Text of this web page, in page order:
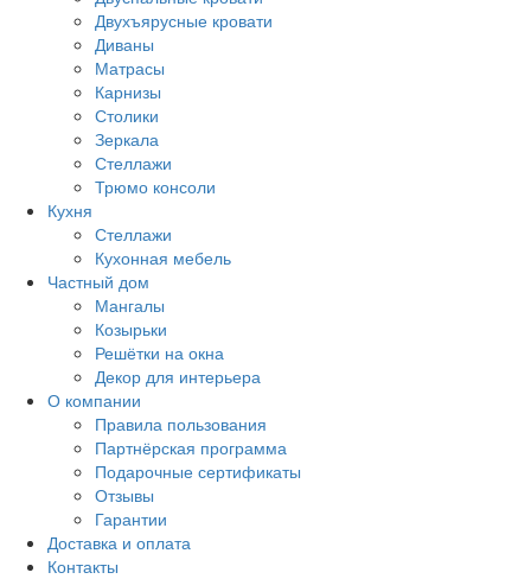
Двухъярусные кровати
Диваны
Матрасы
Карнизы
Столики
Зеркала
Стеллажи
Трюмо консоли
Кухня
Стеллажи
Кухонная мебель
Частный дом
Мангалы
Козырьки
Решётки на окна
Декор для интерьера
О компании
Правила пользования
Партнёрская программа
Подарочные сертификаты
Отзывы
Гарантии
Доставка и оплата
Контакты